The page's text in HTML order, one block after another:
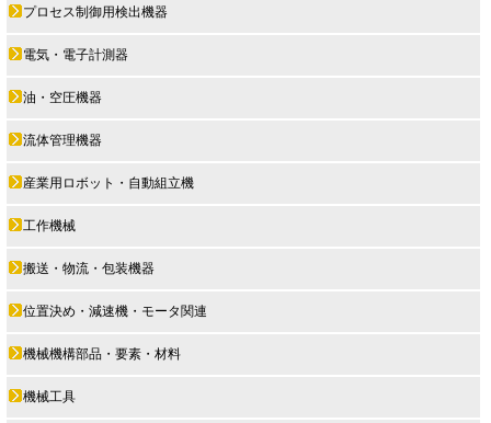
プロセス制御用検出機器
電気・電子計測器
油・空圧機器
流体管理機器
産業用ロボット・自動組立機
工作機械
搬送・物流・包装機器
位置決め・減速機・モータ関連
機械機構部品・要素・材料
機械工具